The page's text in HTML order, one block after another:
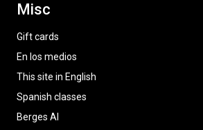
Misc
Gift cards
En los medios
This site in English
Spanish classes
Berges AI